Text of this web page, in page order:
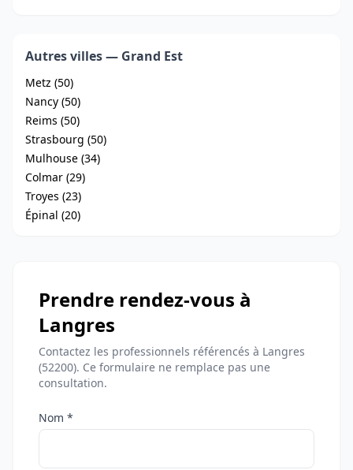
Autres villes — Grand Est
Metz (50)
Nancy (50)
Reims (50)
Strasbourg (50)
Mulhouse (34)
Colmar (29)
Troyes (23)
Épinal (20)
Prendre rendez-vous à
Langres
Contactez les professionnels référencés à Langres
(52200). Ce formulaire ne remplace pas une
consultation.
Nom *